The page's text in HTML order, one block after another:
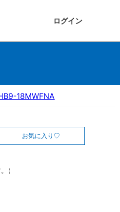
ログイン
18MWFNA
お気に入り
）